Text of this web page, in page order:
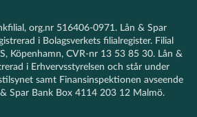
org.nr 516406-0971. Lån & Spar
i Bolagsverkets filialregister. Filial
Köpenhamn, CVR-nr 13 53 85 30. Lån &
i Erhvervsstyrelsen och står under
samt Finansinspektionen avseende
Spar Bank Box 4114 203 12 Malmö.